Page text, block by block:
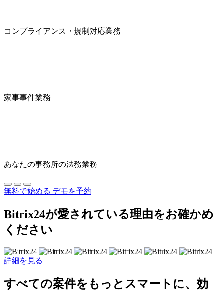
コンプライアンス・規制対応業務
家事事件業務
あなたの事務所の法務業務
無料で始める デモを予約
Bitrix24が愛されている理由をお確かめ
ください
詳細を見る
すべての案件をもっとスマートに、効